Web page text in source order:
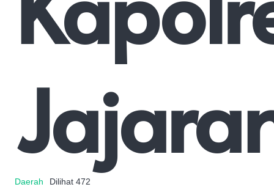
Daerah Dilihat 472